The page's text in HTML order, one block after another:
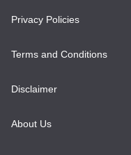
Privacy Policies
Terms and Conditions
Disclaimer
About Us